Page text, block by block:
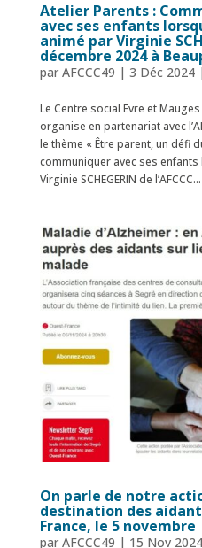
Atelier Parents :
avec ses enfants
animé par Virginie
décembre 2024 à
par AFCCC49 | 3 Déc 2024|
Le Centre social Evre et
organise en partenariat avec
le thème « Être parent, un défi
communiquer avec ses enfants
Virginie SCHEGERIN de l’AFCCC...
On parle de notre
destination des
France, le 5 novembre
par AFCCC49 | 15 Nov 2024